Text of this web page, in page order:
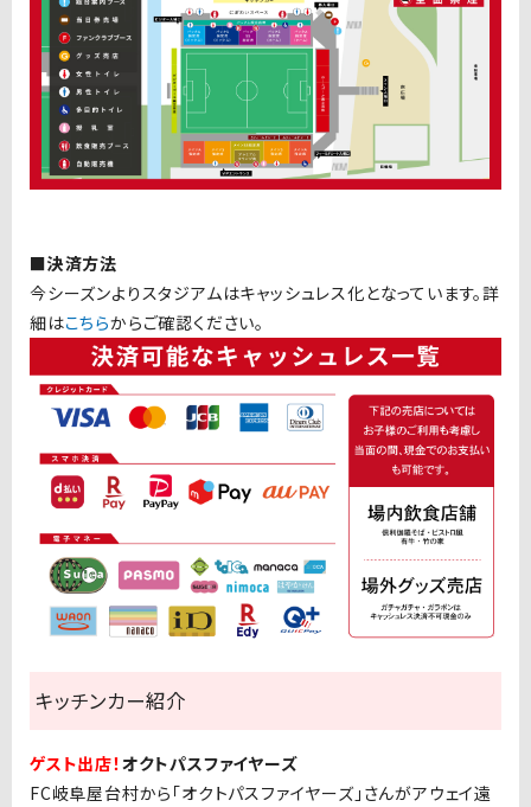
■決済方法
今シーズンよりスタジアムはキャッシュレス化となっています。詳
細はこちらからご確認ください。
キッチンカー紹介
ゲスト出店！オクトパスファイヤーズ
FC岐阜屋台村から「オクトパスファイヤーズ」さんがアウェイ遠